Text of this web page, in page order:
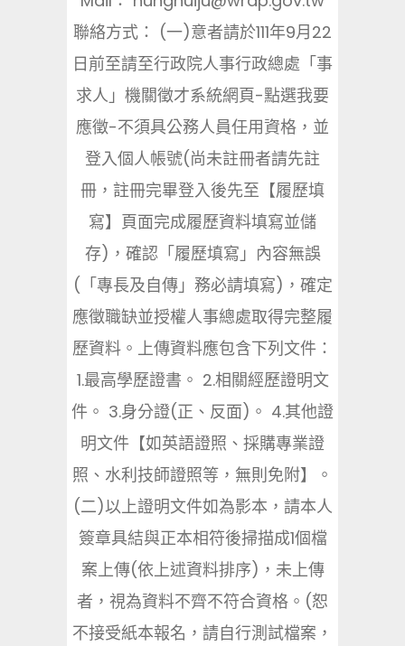
聯絡方式： (一)意者請於111年9月22
日前至請至行政院人事行政總處「事
求人」機關徵才系統網頁-點選我要
應徵-不須具公務人員任用資格，並
登入個人帳號(尚未註冊者請先註
冊，註冊完畢登入後先至【履歷填
寫】頁面完成履歷資料填寫並儲
存)，確認「履歷填寫」內容無誤
(「專長及自傳」務必請填寫)，確定
應徵職缺並授權人事總處取得完整履
歷資料。上傳資料應包含下列文件：
1.最高學歷證書。 2.相關經歷證明文
件。 3.身分證(正、反面)。 4.其他證
明文件【如英語證照、採購專業證
照、水利技師證照等，無則免附】。
(二)以上證明文件如為影本，請本人
簽章具結與正本相符後掃描成1個檔
案上傳(依上述資料排序)，未上傳
者，視為資料不齊不符合資格。(恕
不接受紙本報名，請自行測試檔案，